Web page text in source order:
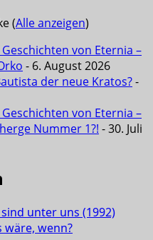
(Alle anzeigen)
von Eternia –
- 6. August 2026
der neue Kratos?-
von Eternia –
Nummer 1?! - 30. Juli
unter uns (1992)
wäre, wenn?